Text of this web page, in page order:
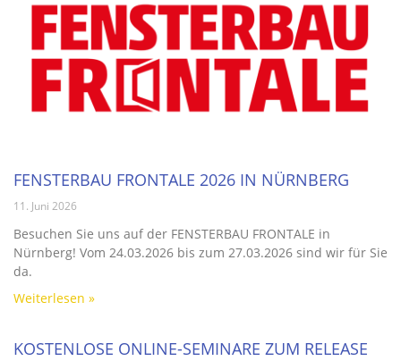
FENSTERBAU FRONTALE 2026 IN NÜRNBERG
11. Juni 2026
Besuchen Sie uns auf der FENSTERBAU FRONTALE in
Nürnberg! Vom 24.03.2026 bis zum 27.03.2026 sind wir für Sie
da.
Weiterlesen »
KOSTENLOSE ONLINE-SEMINARE ZUM RELEASE